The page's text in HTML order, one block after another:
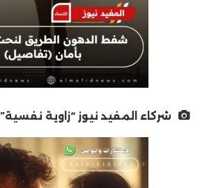
شركاء المفيد نيوز “زاوية نفسية”